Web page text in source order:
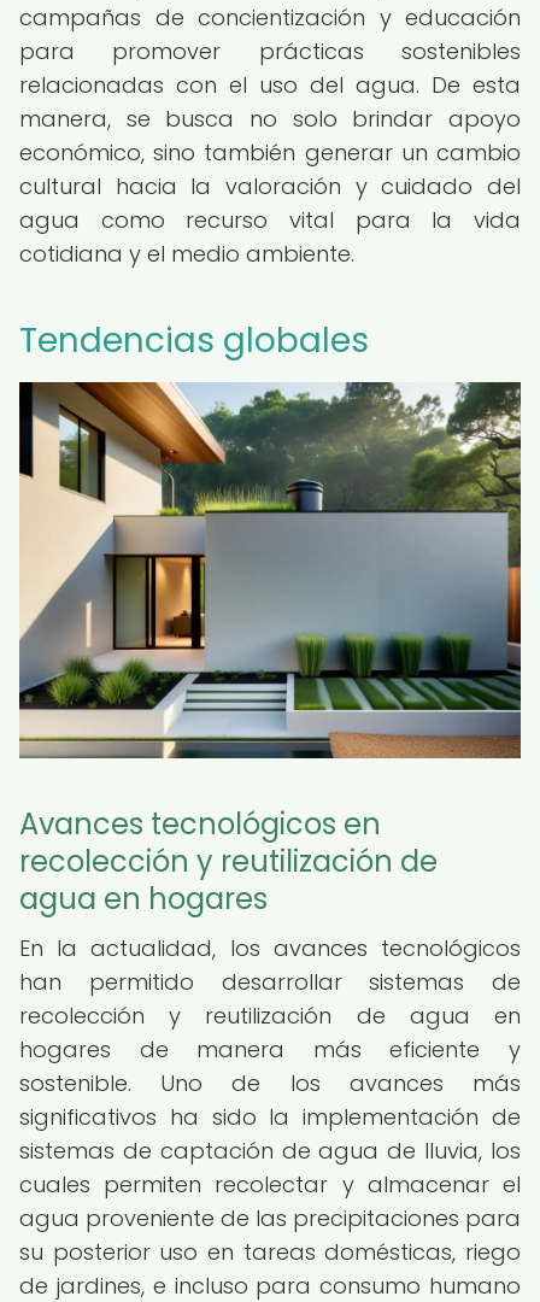
campañas de concientización y educación
para promover prácticas sostenibles
relacionadas con el uso del agua. De esta
manera, se busca no solo brindar apoyo
económico, sino también generar un cambio
cultural hacia la valoración y cuidado del
agua como recurso vital para la vida
cotidiana y el medio ambiente.
Tendencias globales
Avances tecnológicos en
recolección y reutilización de
agua en hogares
En la actualidad, los avances tecnológicos
han permitido desarrollar sistemas de
recolección y reutilización de agua en
hogares de manera más eficiente y
sostenible. Uno de los avances más
significativos ha sido la implementación de
sistemas de captación de agua de lluvia, los
cuales permiten recolectar y almacenar el
agua proveniente de las precipitaciones para
su posterior uso en tareas domésticas, riego
de jardines, e incluso para consumo humano